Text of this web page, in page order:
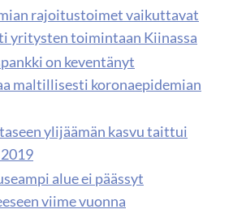
rajoitustoimet vaikuttavat
yritysten toimintaan Kiinassa
on keventänyt
maltillisesti koronaepidemian
ylijäämän kasvu taittui
alue ei päässyt
viime vuonna